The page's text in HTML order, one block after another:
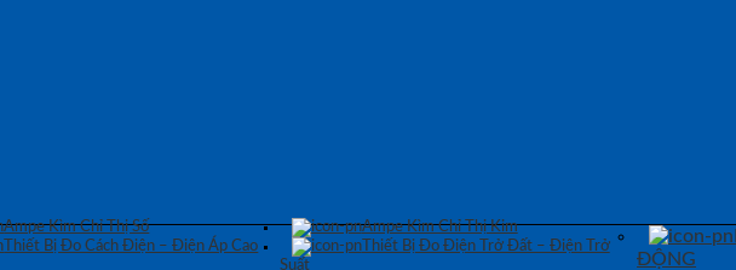
Ampe Kìm Chỉ Thị Số
Ampe Kìm Chỉ Thị Kim
Thiết Bị Đo Cách Điện – Điện Áp Cao
Thiết Bị Đo Điện Trở Đất – Điện Trở
Suất
ĐỘNG